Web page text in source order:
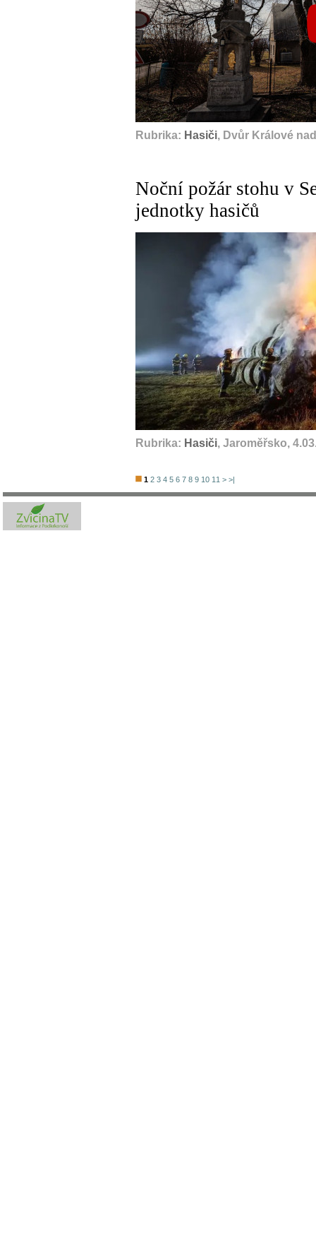
Rubrika: Hasiči, Dvůr Králové
Noční požár stohu v
jednotky hasičů
Rubrika: Hasiči, Jaroměřsko,
1 2 3 4 5 6 7 8 9 10 11 > >|